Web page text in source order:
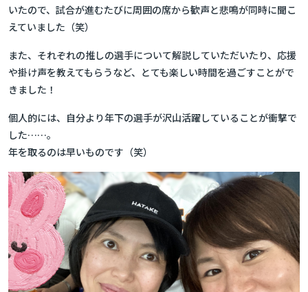
いたので、試合が進むたびに周囲の席から歓声と悲鳴が同時に聞こ
えていました（笑）
また、それぞれの推しの選手について解説していただいたり、応援
や掛け声を教えてもらうなど、とても楽しい時間を過ごすことがで
きました！
個人的には、自分より年下の選手が沢山活躍していることが衝撃で
した……。
年を取るのは早いものです（笑）